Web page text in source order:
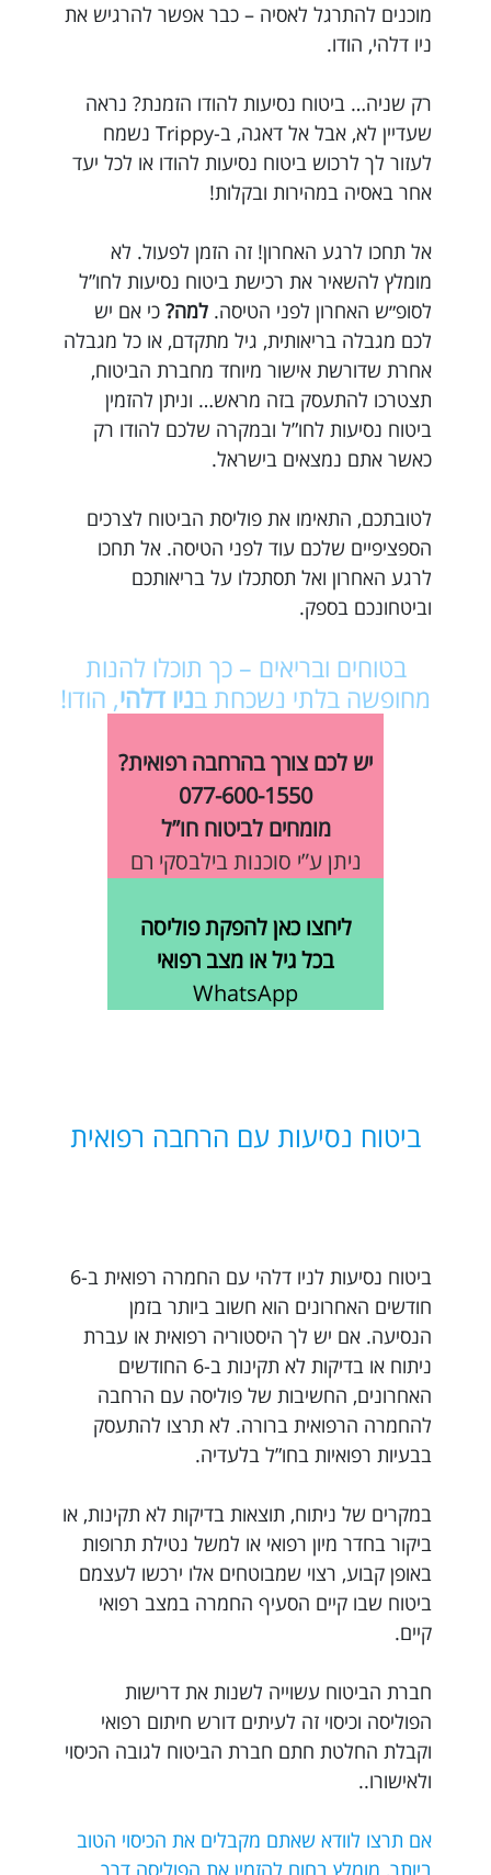
מוכנים להתרגל לאסיה – כבר אפשר להרגיש את
ניו דלהי, הודו.
רק שניה… ביטוח נסיעות להודו הזמנת? נראה
שעדיין לא, אבל אל דאגה, ב-Trippy נשמח
לעזור לך לרכוש ביטוח נסיעות להודו או לכל יעד
אחר באסיה במהירות ובקלות!
אל תחכו לרגע האחרון! זה הזמן לפעול. לא
מומלץ להשאיר את רכישת ביטוח נסיעות לחו”ל
לסופ״ש האחרון לפני הטיסה. למה? כי אם יש
לכם מגבלה בריאותית, גיל מתקדם, או כל מגבלה
אחרת שדורשת אישור מיוחד מחברת הביטוח,
תצטרכו להתעסק בזה מראש… וניתן להזמין
ביטוח נסיעות לחו”ל ובמקרה שלכם להודו רק
כאשר אתם נמצאים בישראל.
לטובתכם, התאימו את פוליסת הביטוח לצרכים
הספציפיים שלכם עוד לפני הטיסה. אל תחכו
לרגע האחרון ואל תסתכלו על בריאותכם
וביטחונכם בספק.
בטוחים ובריאים – כך תוכלו להנות
מחופשה בלתי נשכחת בניו דלהי, הודו!
יש לכם צורך בהרחבה רפואית?
077-600-1550
מומחים לביטוח חו”ל
ניתן ע”י סוכנות בילבסקי רם
ליחצו כאן להפקת פוליסה
בכל גיל או מצב רפואי
WhatsApp
ביטוח נסיעות עם הרחבה רפואית
ביטוח נסיעות לניו דלהי עם החמרה רפואית ב-6
חודשים האחרונים הוא חשוב ביותר בזמן
הנסיעה. אם יש לך היסטוריה רפואית או עברת
ניתוח או בדיקות לא תקינות ב-6 החודשים
האחרונים, החשיבות של פוליסה עם הרחבה
להחמרה הרפואית ברורה. לא תרצו להתעסק
בבעיות רפואיות בחו”ל בלעדיה.
במקרים של ניתוח, תוצאות בדיקות לא תקינות, או
ביקור בחדר מיון רפואי או למשל נטילת תרופות
באופן קבוע, רצוי שמבוטחים אלו ירכשו לעצמם
ביטוח שבו קיים הסעיף החמרה במצב רפואי
קיים.
חברת הביטוח עשוייה לשנות את דרישות
הפוליסה וכיסוי זה לעיתים דורש חיתום רפואי
וקבלת החלטת חתם חברת הביטוח לגובה הכיסוי
ולאישורו..
אם תרצו לוודא שאתם מקבלים את הכיסוי הטוב
ביותר, מומלץ בחום להזמין את הפוליסה דרך